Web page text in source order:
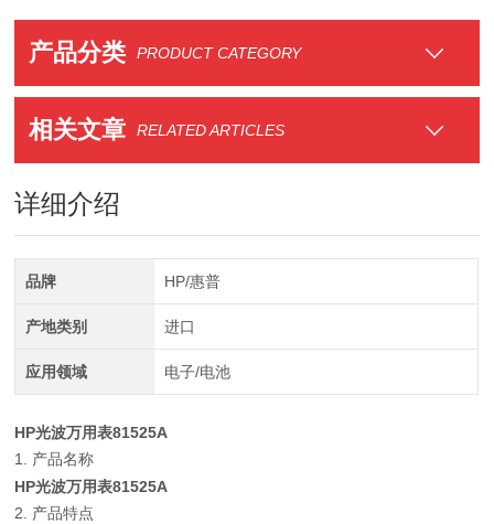
产品分类 PRODUCT CATEGORY
相关文章 RELATED ARTICLES
详细介绍
品牌 HP/惠普
产地类别 进口
应用领域 电子/电池
HP光波万用表81525A
1. 产品名称
HP光波万用表81525A
2. 产品特点